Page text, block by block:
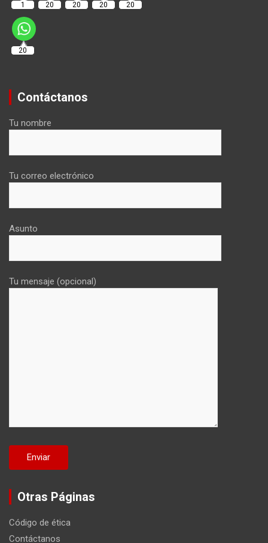
1 20 20 20 20
20
Contáctanos
Tu nombre
Tu correo electrónico
Asunto
Tu mensaje (opcional)
Otras Páginas
Código de ética
Contáctanos